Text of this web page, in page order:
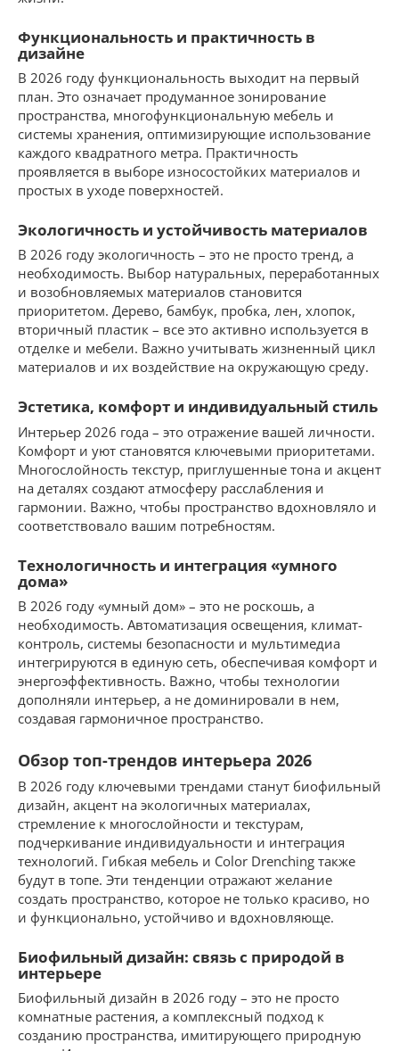
Функциональность и практичность в
дизайне
В 2026 году функциональность выходит на первый
план. Это означает продуманное зонирование
пространства, многофункциональную мебель и
системы хранения, оптимизирующие использование
каждого квадратного метра. Практичность
проявляется в выборе износостойких материалов и
простых в уходе поверхностей.
Экологичность и устойчивость материалов
В 2026 году экологичность – это не просто тренд, а
необходимость. Выбор натуральных, переработанных
и возобновляемых материалов становится
приоритетом. Дерево, бамбук, пробка, лен, хлопок,
вторичный пластик – все это активно используется в
отделке и мебели. Важно учитывать жизненный цикл
материалов и их воздействие на окружающую среду.
Эстетика, комфорт и индивидуальный стиль
Интерьер 2026 года – это отражение вашей личности.
Комфорт и уют становятся ключевыми приоритетами.
Многослойность текстур, приглушенные тона и акцент
на деталях создают атмосферу расслабления и
гармонии. Важно, чтобы пространство вдохновляло и
соответствовало вашим потребностям.
Технологичность и интеграция «умного
дома»
В 2026 году «умный дом» – это не роскошь, а
необходимость. Автоматизация освещения, климат-
контроль, системы безопасности и мультимедиа
интегрируются в единую сеть, обеспечивая комфорт и
энергоэффективность. Важно, чтобы технологии
дополняли интерьер, а не доминировали в нем,
создавая гармоничное пространство.
Обзор топ-трендов интерьера 2026
В 2026 году ключевыми трендами станут биофильный
дизайн, акцент на экологичных материалах,
стремление к многослойности и текстурам,
подчеркивание индивидуальности и интеграция
технологий. Гибкая мебель и Color Drenching также
будут в топе. Эти тенденции отражают желание
создать пространство, которое не только красиво, но
и функционально, устойчиво и вдохновляюще.
Биофильный дизайн: связь с природой в
интерьере
Биофильный дизайн в 2026 году – это не просто
комнатные растения, а комплексный подход к
созданию пространства, имитирующего природную